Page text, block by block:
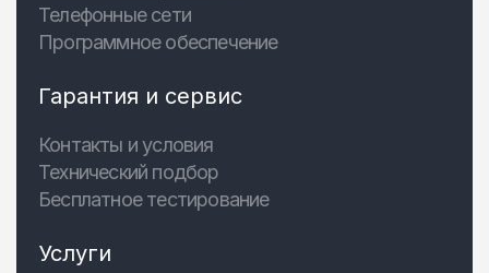
Телефонные сети
Программное обеспечение
Гарантия и сервис
Контакты и условия
Технический подбор
Бесплатное тестирование
Услуги